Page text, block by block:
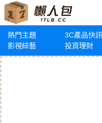
熱門主題 3C產品快訊
影視綜藝
投資理財